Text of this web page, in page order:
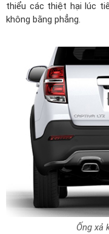
thiểu các thiệt hại lúc
không bằng phẳng.
Ống xả